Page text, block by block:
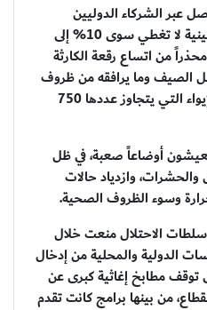
عبر الشركاء الدوليين
بالتنسيق مع الحكومة الفلسطينية لا تغطي سوى 10% إلى
من اتساع رقعة الكارثة
الصيف وما يرافقه من ظروف
معيشية قاسية داخل مراكز الإيواء التي يتجاوز عددها 750
أوضاعاً صعبة، في ظل
والحشرات، وازدياد حالات
وسوء الظروف الصحية.
الاحتلال منعت خلال
الدولية والمحلية من إدخال
توقف مطابخ إغاثية كبرى عن
من بينها برامج كانت تقدم